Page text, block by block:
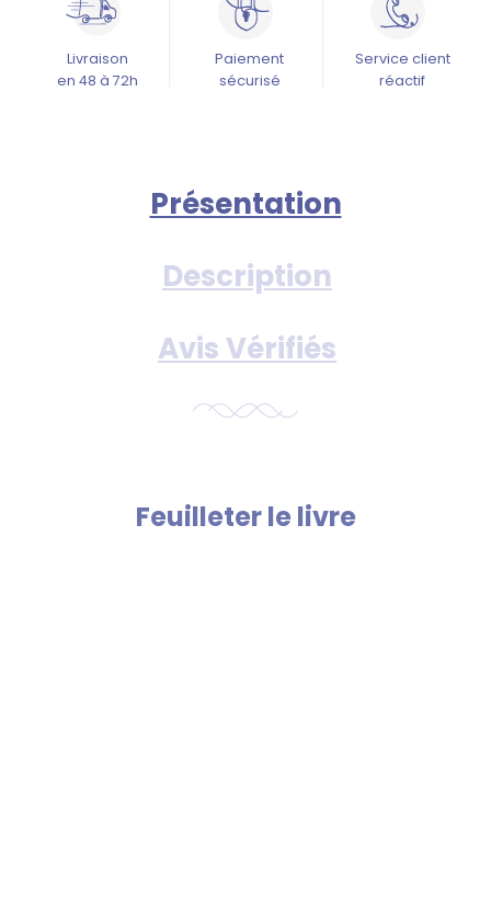
Livraison
en 48 à 72h
Paiement
sécurisé
Service client
réactif
Présentation
Description
Avis Vérifiés
Feuilleter le livre